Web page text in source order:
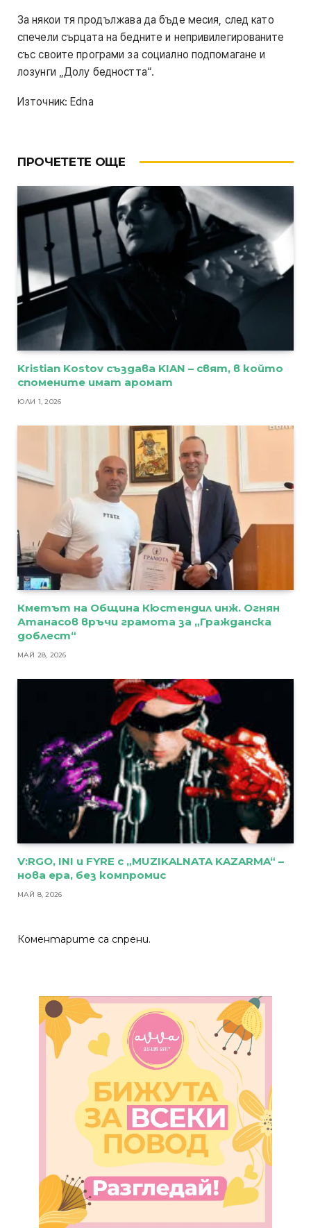
За някои тя продължава да бъде месия, след като
спечели сърцата на бедните и непривилегированите
със своите програми за социално подпомагане и
лозунги „Долу бедността“.
Източник: Edna
ПРОЧЕТЕТЕ ОЩЕ
Kristian Kostov създава KIAN – свят, в който
спомените имат аромат
ЮЛИ 1, 2026
Кметът на Община Кюстендил инж. Огнян
Атанасов връчи грамота за „Гражданска
доблест“
МАЙ 28, 2026
V:RGO, INI и FYRE с „MUZIKALNATA KAZARMA“ –
нова ера, без компромис
МАЙ 8, 2026
Коментарите са спрени.